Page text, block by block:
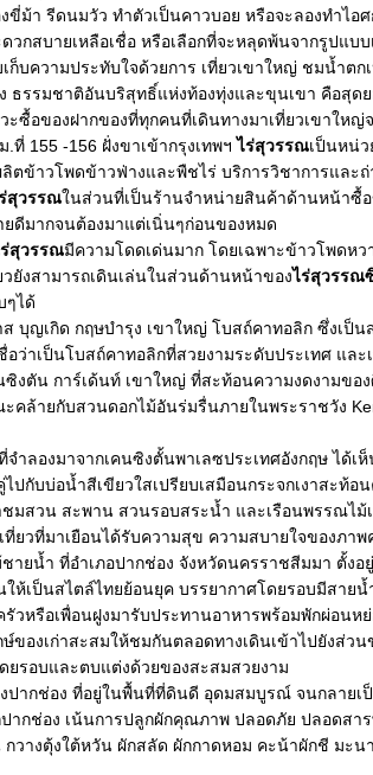
ขี่ม้า รีดนมวัว ทำตัวเป็นคาวบอย หรือจะลองทำไ
กสบายเหลือเชื่อ หรือเลือกที่จะหลุดพ้นจากรูปแบ
ก็บความประทับใจด้วยการ เที่ยวเขาใหญ่ ชมน้ำต
ธรรมชาติอันบริสุทธิ์แห่งท้องทุ่งและขุนเขา คือสุ
ะซื้อของฝากของที่ทุกคนที่เดินทางมาเที่ยวเขาให
ที่ 155 -156 ฝั่งขาเข้ากรุงเทพฯ ไร่สุวรรณเป็นหน่
ตข้าวโพดข้าวฟ่างและพืชไร่ บริการวิชาการและ
สุวรรณนส่วนที่เป็นร้านจำหน่ายสินค้าด้านหน้าซื้อ
ดีมากจนต้องมาแต่เนิ่นๆก่อนของหมด
สุวรรณมีความโดดเด่นมาก โดยเฉพาะข้าวโพดห
วยังสามารถเดินเล่นในส่วนด้านหน้าของไร่สุวรรณ
ๆได้
บุญเกิด กฤษบำรุง เขาใหญ่ โบสถ์คาทอลิก ซึ่งเป็น
อว่าเป็นโบสถ์คาทอลิกที่สวยงามระดับประเทศ แล
ซิงตัน การ์เด้นท์ เขาใหญ่ ที่สะท้อนความงดงามข
คล้ายกับสวนดอกไม้อันร่มรื่นภายในพระราชวัง
จำลองมาจากเคนซิงตั้นพาเลซประเทศอังกฤษ ได้
กับบ่อน้ำสีเขียวใสเปรียบเสมือนกระจกเงาสะท้อ
มสวน สะพาน สวนรอบสระน้ำ และเรือนพรรณไม้
ที่ยวที่มาเยือนได้รับความสุข ความสบายใจของภา
ายน้ำ ที่อำเภอปากช่อง จังหวัดนครราชสีมมา ตั้งอ
ให้เป็นสไตล์ไทยย้อนยุค บรรยากาศโดยรอบมีสาย
รัวหรือเพื่อนฝูงมารับประทานอาหารพร้อมพักผ่อน
ษ์ของเก่าสะสมให้ชมกันตลอดทางเดินเข้าไปยังส่ว
ยรอบและตบแต่งด้วยของสะสมสวยงาม
ปากช่อง ที่อยู่ในพื้นที่ที่ดินดี อุดมสมบูรณ์ จนกลายเ
ากช่อง เน้นการปลูกผักคุณภาพ ปลอดภัย ปลอดสา
วางตุ้งใต้หวัน ผักสลัด ผักกาดหอม คะน้าผักชี มะ